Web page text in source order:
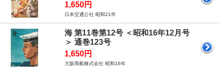
1,650円
日本交通公社 昭和21年
海 第11巻第12号 ＜昭和16年12月号
＞ 通巻123号
1,650円
大阪商船株式会社 昭和16年